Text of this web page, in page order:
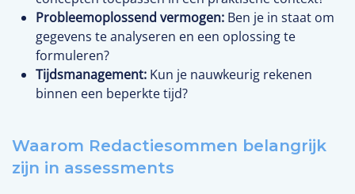
Probleemoplossend vermogen: Ben je in staat om
gegevens te analyseren en een oplossing te
formuleren?
Tijdsmanagement: Kun je nauwkeurig rekenen
binnen een beperkte tijd?
Waarom Redactiesommen belangrijk
zijn in assessments